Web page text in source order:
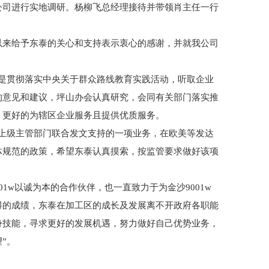
进行实地调研。杨柳飞总经理接待并带领肖主任一行
给予东泰的关心和支持表示衷心的感谢，并就我公司
贯彻落实中央关于群众路线教育实践活动，听取企业
见和建议，坪山办会认真研究，会同有关部门落实推
好的为辖区企业服务且提供优质服务。
级主管部门联合发文支持的一项业务，在欧美等发达
范的政策，希望东泰认真摸索，按监管要求做好该项
以诚为本的合作伙伴，也一直致力于为金沙9001w
成绩，东泰在加工区的成长及发展离不开政府各职能
能，寻求更好的发展机遇，努力做好自己优势业务，
。